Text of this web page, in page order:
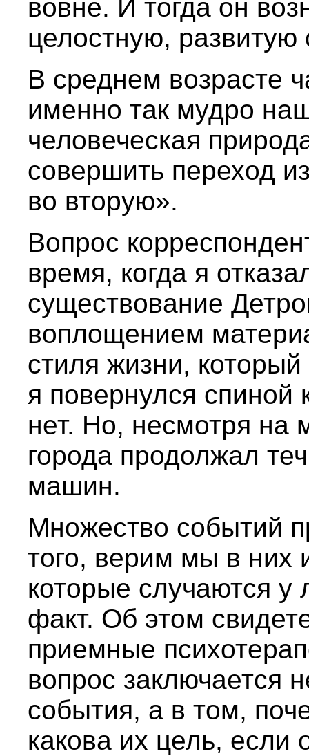
вовне. И тогда он
целостную, развитую
В среднем возрасте
именно так мудро
человеческая
совершить переход
во вторую».
Вопрос
время, когда я
существование
воплощением
стиля жизни,
я повернулся спиной
нет. Но, несмотря на
города продолжал
машин.
Множество событий
того, верим мы в них
которые случаются
факт. Об этом
приемные
вопрос заключается
события, а в том,
какова их цель, если